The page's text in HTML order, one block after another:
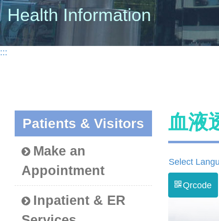
Health Information
:::
Patients & Visitors
Make an
Appointment
Inpatient & ER
血液
Select
Qrcode